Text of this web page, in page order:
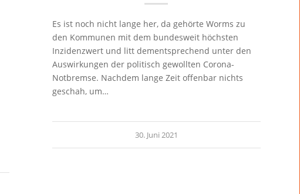
Es ist noch nicht lange her, da gehörte Worms zu
den Kommunen mit dem bundesweit höchsten
Inzidenzwert und litt dementsprechend unter den
Auswirkungen der politisch gewollten Corona-
Notbremse. Nachdem lange Zeit offenbar nichts
geschah, um…
30. Juni 2021